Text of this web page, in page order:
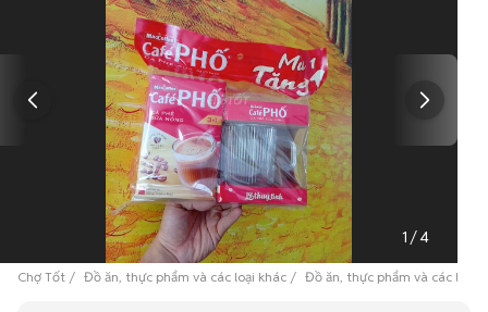
1 /4
Chợ Tốt Đồ ăn, thực phẩm và các loại khác Đồ ăn, thực phẩm và các loại